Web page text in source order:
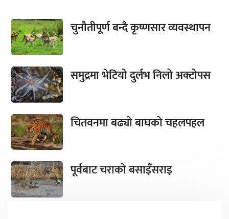
चुनौतीपूर्ण बन्दै कृष्णसार व्यवस्थापन
समुद्रमा भेटियो दुर्लभ निलो अक्टोपस
चितवनमा बढ्यो बाघको चहलपहल
पूर्वबाट चराको बसाइँसराइ